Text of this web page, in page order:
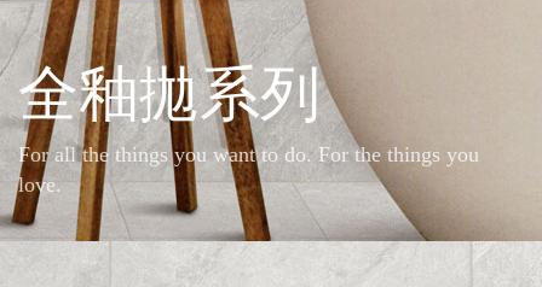
全釉拋系列
For all the things you want to do. For the things you
love.